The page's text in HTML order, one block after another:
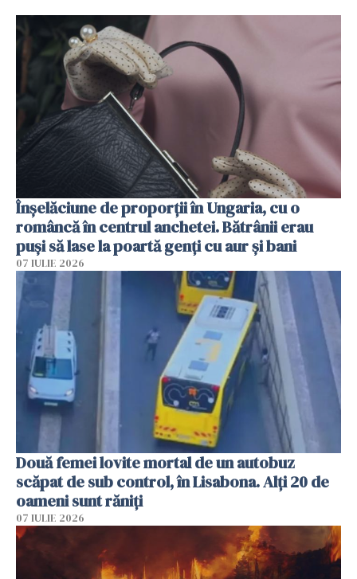
Înșelăciune de proporții în Ungaria, cu o
româncă în centrul anchetei. Bătrânii erau
puși să lase la poartă genți cu aur și bani
07 IULIE 2026
Două femei lovite mortal de un autobuz
scăpat de sub control, în Lisabona. Alți 20 de
oameni sunt răniți
07 IULIE 2026